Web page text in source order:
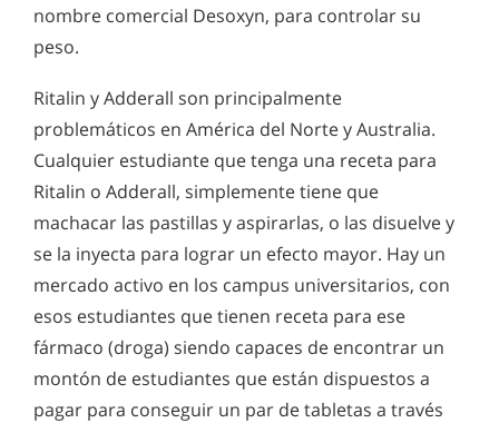
nombre comercial Desoxyn, para controlar su
peso.
Ritalin y Adderall son principalmente
problemáticos en América del Norte y Australia.
Cualquier estudiante que tenga una receta para
Ritalin o Adderall, simplemente tiene que
machacar las pastillas y aspirarlas, o las disuelve y
se la inyecta para lograr un efecto mayor. Hay un
mercado activo en los campus universitarios, con
esos estudiantes que tienen receta para ese
fármaco (droga) siendo capaces de encontrar un
montón de estudiantes que están dispuestos a
pagar para conseguir un par de tabletas a través